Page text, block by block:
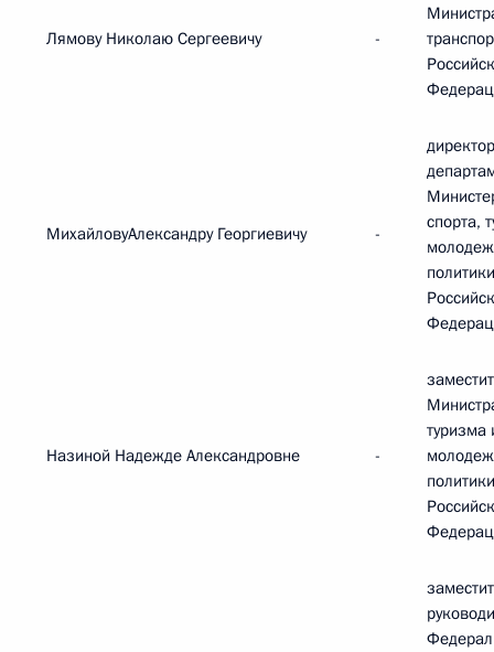
Лямову Николаю Сергеевичу -
МихайловуАлександру Георгиевичу -
спорта,
политики
Назиной Надежде Александровне -
туризма
политики